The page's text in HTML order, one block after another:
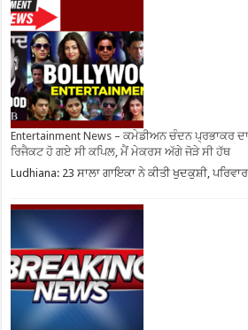
Entertainment News – ਕਮੇਡੀਅਨ ਚੰਦਨ ਪ੍ਰਭਾਕਰ
ਰਿਜੈਕਟ ਹੋ ਗਏ ਸੀ ਕਪਿਲ, ਮੈਂ ਮੇਕਰਸ ਅੱਗੇ ਜੋੜੇ ਸੀ ਹੱਥ
Ludhiana: 23 ਸਾਲਾ ਗਾਇਕਾ ਨੇ ਕੀਤੀ ਖੁਦਕੁਸ਼ੀ,